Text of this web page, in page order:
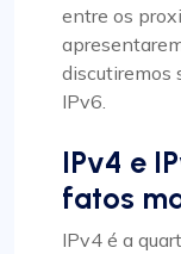
entre os
discutiremos
IPv6.
IPv4 e
fatos
IPv4 é a